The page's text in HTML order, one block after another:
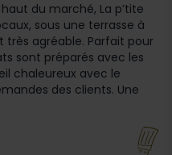
du marché, La p’tite
sous une terrasse à
très agréable. Parfait pour
sont préparés avec les
chaleureux avec le
des clients. Une